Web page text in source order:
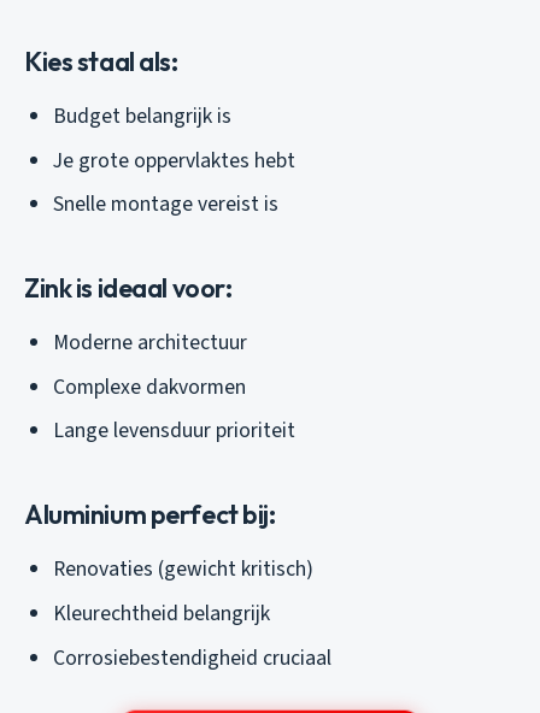
Kies staal als:
Budget belangrijk is
Je grote oppervlaktes hebt
Snelle montage vereist is
Zink is ideaal voor:
Moderne architectuur
Complexe dakvormen
Lange levensduur prioriteit
Aluminium perfect bij:
Renovaties (gewicht kritisch)
Kleurechtheid belangrijk
Corrosiebestendigheid cruciaal